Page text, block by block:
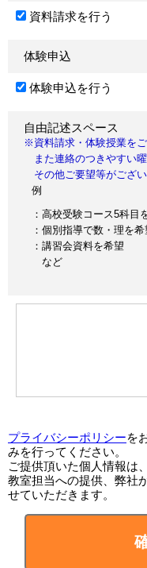
資料請求を行う
体験申込
体験申込を行う
自由記述スペース
※資料請求・体験授業を
また連絡のつきやすい
その他ご要望等がござ
例
：高校受験コース5科目
：個別指導で数・理を希
：講習会資料を希望
など
プライバシーポリシーを
みを行ってください。
ご提供頂いた個人情報は
教室担当への提供、弊社
せていただきます。